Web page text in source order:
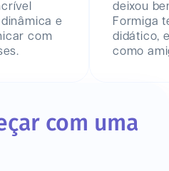
e
com
deixou
Formiga
didático,
como
com uma